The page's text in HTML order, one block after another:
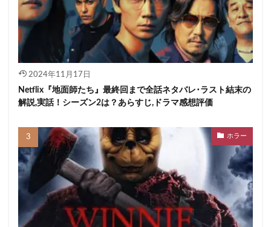
2024年11月17日
Netflix『地面師たち』最終回まで全話ネタバレ･ラスト結末の
解説,実話！シーズン2は？あらすじ,ドラマ感想評価
ホラー